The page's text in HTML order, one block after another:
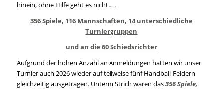
hinein, ohne Hilfe geht es nicht… .
356 Spiele, 116 Mannschaften, 14 unterschiedliche
Turniergruppen
und an die 60 Schiedsrichter
Aufgrund der hohen Anzahl an Anmeldungen hatten wir unser
Turnier auch 2026 wieder auf teilweise fünf Handball-Feldern
gleichzeitig ausgetragen. Unterm Strich waren das356 Spiele,